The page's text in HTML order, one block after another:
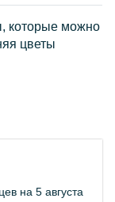
которые можно
цветы
на 5 августа